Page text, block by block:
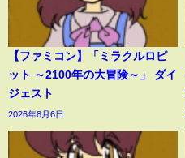
【ファミコン】「ミラクルロピ
ット ～2100年の大冒険～」 ダイ
ジェスト
2026年8月6日